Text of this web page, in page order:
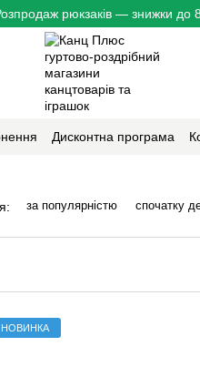
рюкзаків — знижки до
Дисконтна програма
за популярністю спочатку
НОВИНКА